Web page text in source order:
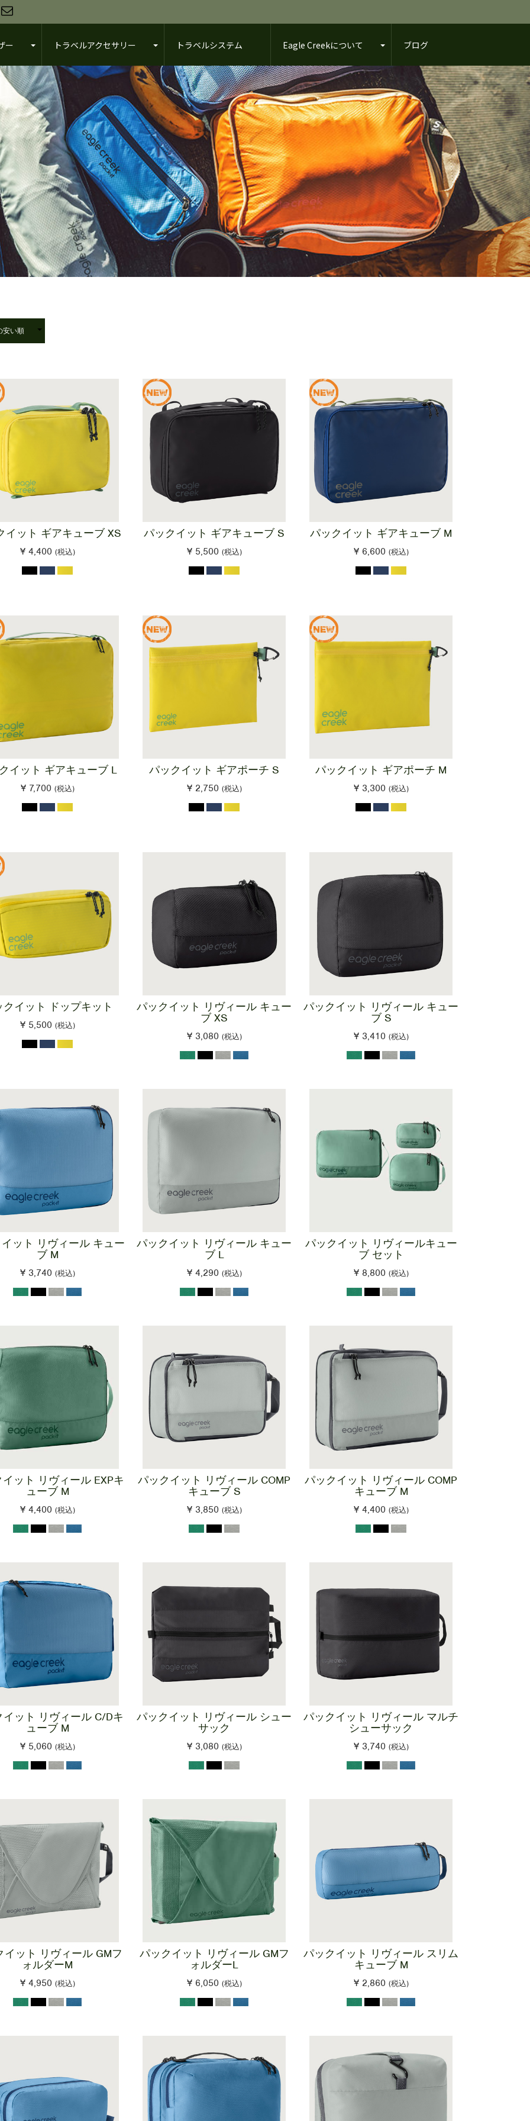
ー トラベルアクセサリー トラベルシステム Eagle Creekについて ブログ
イット ギアキューブ XS
¥ 4,400 (税込)
パックイット ギアキューブ S
¥ 5,500 (税込)
パックイット ギアキューブ M
¥ 6,600 (税込)
イット ギアキューブ L
¥ 7,700 (税込)
パックイット ギアポーチ S
¥ 2,750 (税込)
パックイット ギアポーチ M
¥ 3,300 (税込)
クイット ドップキット
¥ 5,500 (税込)
パックイット リヴィール キュー
ブ XS
¥ 3,080 (税込)
パックイット リヴィール キュー
ブ S
¥ 3,410 (税込)
ット リヴィール キュー
ブ M
¥ 3,740 (税込)
パックイット リヴィール キュー
ブ L
¥ 4,290 (税込)
パックイット リヴィールキュー
ブ セット
¥ 8,800 (税込)
ット リヴィール EXPキ
ューブ M
¥ 4,400 (税込)
パックイット リヴィール COMP
キューブ S
¥ 3,850 (税込)
パックイット リヴィール COMP
キューブ M
¥ 4,400 (税込)
イット リヴィール C/Dキ
ューブ M
¥ 5,060 (税込)
パックイット リヴィール シュー
サック
¥ 3,080 (税込)
パックイット リヴィール マルチ
シューサック
¥ 3,740 (税込)
イット リヴィール GMフ
ォルダーM
¥ 4,950 (税込)
パックイット リヴィール GMフ
ォルダーL
¥ 6,050 (税込)
パックイット リヴィール スリム
キューブ M
¥ 2,860 (税込)